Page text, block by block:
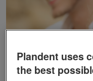
3MPlandent uses
the best